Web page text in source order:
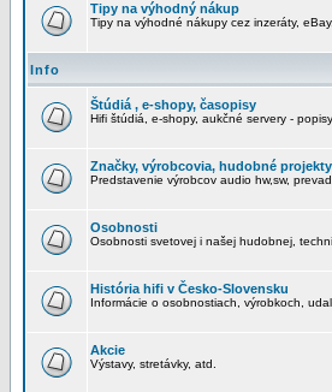
Tipy na výhodný nákup
Tipy na výhodné nákupy cez inzeráty,
Info
Štúdiá , e-shopy, časopisy
Hifi štúdiá, e-shopy, aukčné servery -
Značky, výrobcovia, hudobné projekty
Predstavenie výrobcov audio hw,sw,
Osobnosti
Osobnosti svetovej i našej hudobnej,
História hifi v Česko-Slovensku
Informácie o osobnostiach, výrobkoch,
Akcie
Výstavy, stretávky, atd.